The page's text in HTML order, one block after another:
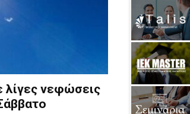
λίγες νεφώσεις